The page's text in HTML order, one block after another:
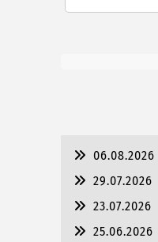
06.08.2026
29.07.2026
23.07.2026
25.06.2026